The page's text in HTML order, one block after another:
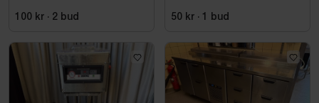
100 kr · 2 bud 50 kr · bud